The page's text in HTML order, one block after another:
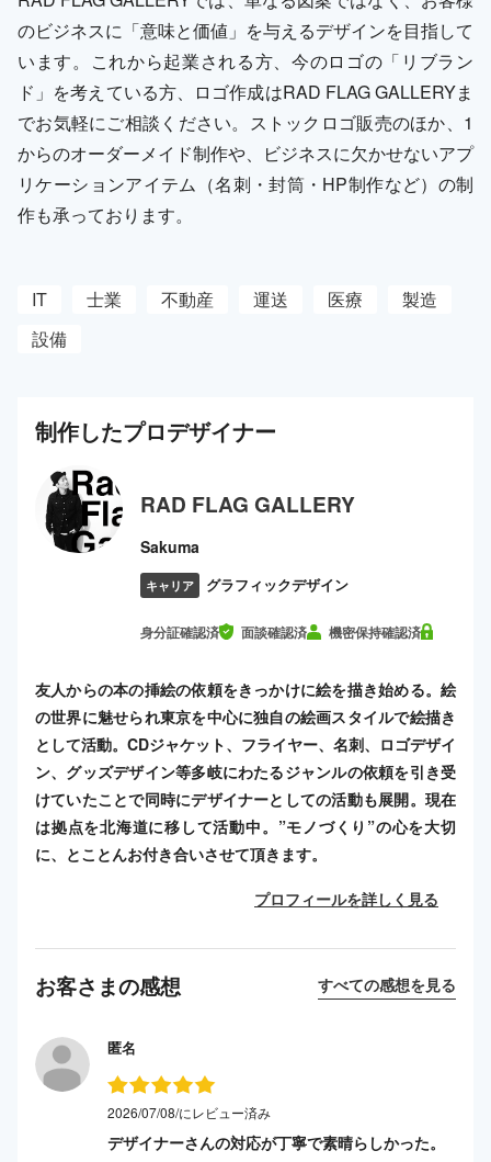
のビジネスに「意味と価値」を与えるデザインを目指して
います。これから起業される方、今のロゴの「リブラン
ド」を考えている方、ロゴ作成はRAD FLAG GALLERYま
でお気軽にご相談ください。ストックロゴ販売のほか、1
からのオーダーメイド制作や、ビジネスに欠かせないアプ
リケーションアイテム（名刺・封筒・HP制作など）の制
作も承っております。
IT 士業 不動産 運送 医療
製造
設備
制作したプロデザイナー
RAD FLAG GALLERY
Sakuma
キャリア グラフィックデザイン
身分証確認済 面談確認済 機密保持確認済
友人からの本の挿絵の依頼をきっかけに絵を描き始める。絵
の世界に魅せられ東京を中心に独自の絵画スタイルで絵描き
として活動。CDジャケット、フライヤー、名刺、ロゴデザイ
ン、グッズデザイン等多岐にわたるジャンルの依頼を引き受
けていたことで同時にデザイナーとしての活動も展開。現在
は拠点を北海道に移して活動中。”モノづくり”の心を大切
に、とことんお付き合いさせて頂きます。
プロフィールを詳しく見る
お客さまの感想 すべての感想を見る
匿名
2026/07/08/にレビュー済み
デザイナーさんの対応が丁寧で素晴らしかった。